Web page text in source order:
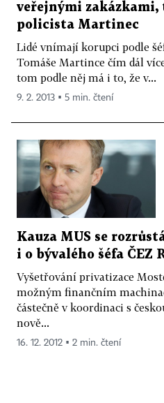
veřejnými
policista Martinec
Lidé vnímají korupci podle
Tomáše Martince čím dál
tom podle něj má i to, že v...
9. 2. 2013 ▪ 5 min. čtení
Kauza MUS se
i o bývalého šéfa ČEZ
Vyšetřování privatizace
možným finančním
částečně v koordinaci s
nově...
16. 12. 2012 ▪ 2 min. čtení